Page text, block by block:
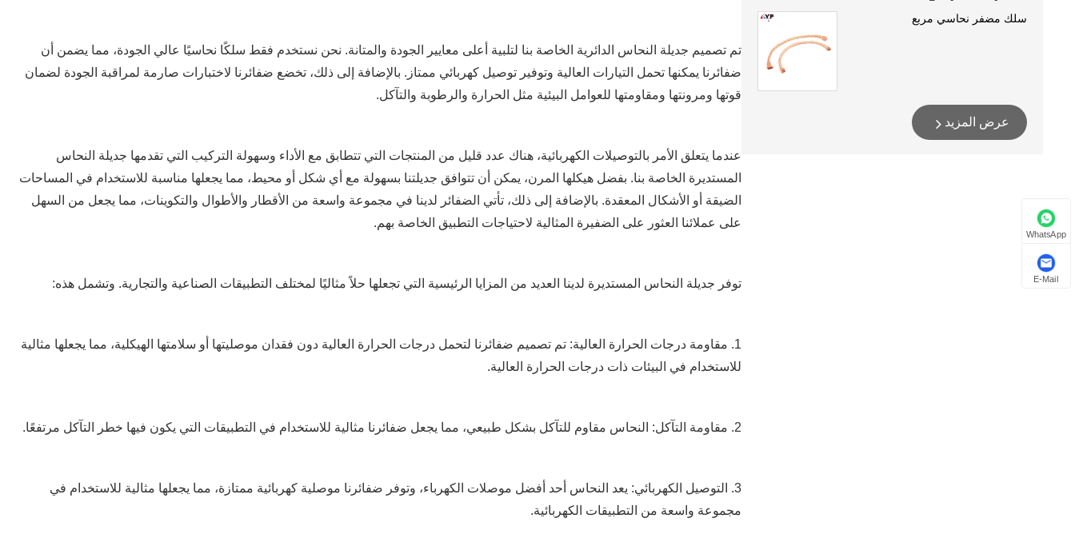
سلك مضفر نحاسي مربع
عرض المزيد
تم تصميم جديلة النحاس الدائرية الخاصة بنا لتلبية أعلى معايير الجودة والمتانة. نحن نستخدم فقط سلكًا نحاسيًا عالي الجودة، مما يضمن أن
ضفائرنا يمكنها تحمل التيارات العالية وتوفير توصيل كهربائي ممتاز. بالإضافة إلى ذلك، تخضع ضفائرنا لاختبارات صارمة لمراقبة الجودة لضمان
قوتها ومرونتها ومقاومتها للعوامل البيئية مثل الحرارة والرطوبة والتآكل.
عندما يتعلق الأمر بالتوصيلات الكهربائية، هناك عدد قليل من المنتجات التي تتطابق مع الأداء وسهولة التركيب التي تقدمها جديلة النحاس
المستديرة الخاصة بنا. بفضل هيكلها المرن، يمكن أن تتوافق جديلتنا بسهولة مع أي شكل أو محيط، مما يجعلها مناسبة للاستخدام في المساحات
الضيقة أو الأشكال المعقدة. بالإضافة إلى ذلك، تأتي الضفائر لدينا في مجموعة واسعة من الأقطار والأطوال والتكوينات، مما يجعل من السهل
على عملائنا العثور على الضفيرة المثالية لاحتياجات التطبيق الخاصة بهم.
توفر جديلة النحاس المستديرة لدينا العديد من المزايا الرئيسية التي تجعلها حلاً مثاليًا لمختلف التطبيقات الصناعية والتجارية. وتشمل هذه:
1. مقاومة درجات الحرارة العالية: تم تصميم ضفائرنا لتحمل درجات الحرارة العالية دون فقدان موصليتها أو سلامتها الهيكلية، مما يجعلها مثالية
للاستخدام في البيئات ذات درجات الحرارة العالية.
2. مقاومة التآكل: النحاس مقاوم للتآكل بشكل طبيعي، مما يجعل ضفائرنا مثالية للاستخدام في التطبيقات التي يكون فيها خطر التآكل مرتفعًا.
3. التوصيل الكهربائي: يعد النحاس أحد أفضل موصلات الكهرباء، وتوفر ضفائرنا موصلية كهربائية ممتازة، مما يجعلها مثالية للاستخدام في
مجموعة واسعة من التطبيقات الكهربائية.
WhatsApp
E-Mail